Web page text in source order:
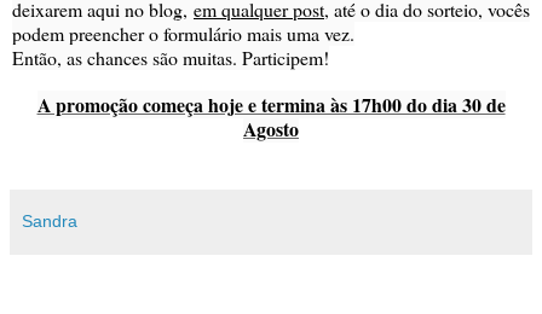
deixarem aqui no blog, em qualquer post, até o dia do sorteio, vocês
podem preencher o formulário mais uma vez.
Então, as chances são muitas. Participem!
A promoção começa hoje e termina às 17h00 do dia 30 de
Agosto
Sandra